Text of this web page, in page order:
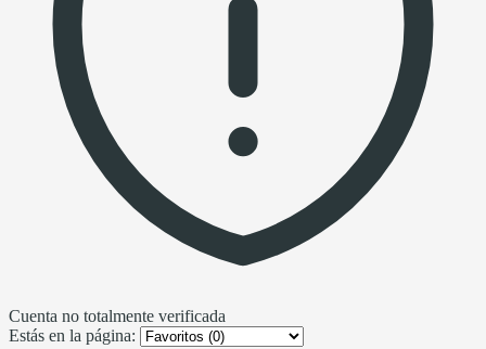
Cuenta no totalmente verificada
Estás en la página: